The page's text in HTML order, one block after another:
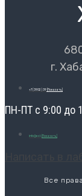
г.
+7 (3902) 39 [Показать]
ПН-ПТ с 9:00 до
info@ecl- [Показать]
Все